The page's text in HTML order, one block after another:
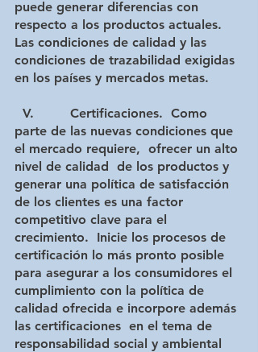
puede generar diferencias con
respecto a los productos actuales.
Las condiciones de calidad y las
condiciones de trazabilidad exigidas
en los países y mercados metas.
V.         Certificaciones.
  Como
parte de las nuevas condiciones que
el mercado requiere,  ofrecer un alto
nivel de calidad  de los productos y
generar una política de satisfacción
de los clientes es una factor
competitivo clave para el
crecimiento.  Inicie los procesos de
certificación lo más pronto posible
para asegurar a los consumidores el
cumplimiento con la política de
calidad ofrecida e incorpore además
las certificaciones  en el tema de
responsabilidad social y ambiental